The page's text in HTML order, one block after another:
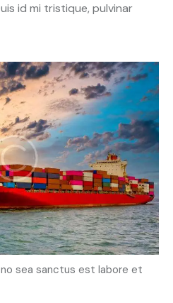
id mi tristique, pulvinar
sea sanctus est labore et